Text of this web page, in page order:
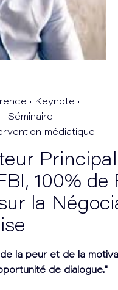
· Keynote ·
Séminaire
médiatique
100% de
la
la peur et de la
de dialogue."